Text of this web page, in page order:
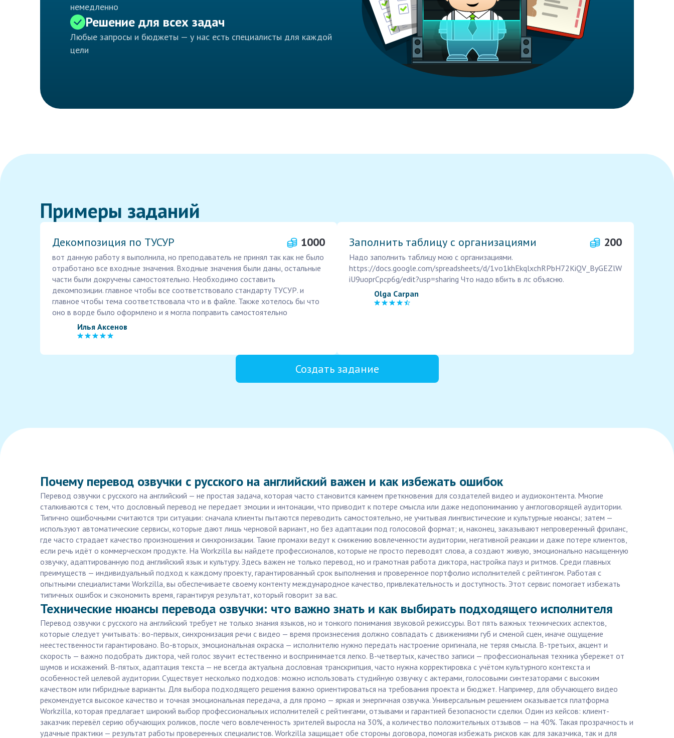
немедленно
Решение для всех задач
Любые запросы и бюджеты — у нас есть специалисты для каждой
цели
Примеры заданий
Декомпозиция по ТУСУР 1000
вот данную работу я выполнила, но преподаватель не принял так как не было
отработано все входные значения. Входные значения были даны, остальные
части были докручены самостоятельно. Необходимо составить
декомпозиции. главное чтобы все соответствовало стандарту ТУСУР. и
главное чтобы тема соответствовала что и в файле. Также хотелось бы что
оно в ворде было оформлено и я могла поправить самостоятельно
Илья Аксенов
Заполнить таблицу с организациями 200
Надо заполнить таблицу мою с организациями.
https://docs.google.com/spreadsheets/d/1vo1khEkqlxchRPbH72KiQV_ByGEZlW
iU9uoprCpcp6g/edit?usp=sharing Что надо вбить в лс объясню.
Olga Carpan
Создать задание
Почему перевод озвучки с русского на английский важен и как избежать ошибок
Перевод озвучки с русского на английский — не простая задача, которая часто становится камнем преткновения для создателей видео и аудиоконтента. Многие
сталкиваются с тем, что дословный перевод не передает эмоции и интонации, что приводит к потере смысла или даже недопониманию у англоговорящей аудитории.
Типично ошибочными считаются три ситуации: сначала клиенты пытаются переводить самостоятельно, не учитывая лингвистические и культурные нюансы; затем —
используют автоматические сервисы, которые дают лишь черновой вариант, но без адаптации под голосовой формат; и, наконец, заказывают непроверенный фриланс,
где часто страдает качество произношения и синхронизации. Такие промахи ведут к снижению вовлеченности аудитории, негативной реакции и даже потере клиентов,
если речь идёт о коммерческом продукте. На Workzilla вы найдете профессионалов, которые не просто переводят слова, а создают живую, эмоционально насыщенную
озвучку, адаптированную под английский язык и культуру. Здесь важен не только перевод, но и грамотная работа диктора, настройка пауз и ритмов. Среди главных
преимуществ — индивидуальный подход к каждому проекту, гарантированный срок выполнения и проверенное портфолио исполнителей с рейтингом. Работая с
опытными специалистами Workzilla, вы обеспечиваете своему контенту международное качество, привлекательность и доступность. Этот сервис помогает избежать
типичных ошибок и сэкономить время, гарантируя результат, который говорит за вас.
Технические нюансы перевода озвучки: что важно знать и как выбирать подходящего исполнителя
Перевод озвучки с русского на английский требует не только знания языков, но и тонкого понимания звуковой режиссуры. Вот пять важных технических аспектов,
которые следует учитывать: во-первых, синхронизация речи с видео — время произнесения должно совпадать с движениями губ и сменой сцен, иначе ощущение
неестественности гарантировано. Во-вторых, эмоциональная окраска — исполнителю нужно передать настроение оригинала, не теряя смысла. В-третьих, акцент и
скорость — важно подобрать диктора, чей голос звучит естественно и воспринимается легко. В-четвертых, качество записи — профессиональная техника убережет от
шумов и искажений. В-пятых, адаптация текста — не всегда актуальна дословная транскрипция, часто нужна корректировка с учётом культурного контекста и
особенностей целевой аудитории. Существует несколько подходов: можно использовать студийную озвучку с актерами, голосовыми синтезаторами с высоким
качеством или гибридные варианты. Для выбора подходящего решения важно ориентироваться на требования проекта и бюджет. Например, для обучающего видео
рекомендуется высокое качество и точная эмоциональная передача, а для промо — яркая и энергичная озвучка. Универсальным решением оказывается платформа
Workzilla, которая предлагает широкий выбор профессиональных исполнителей с рейтингами, отзывами и гарантией безопасности сделки. Один из кейсов: клиент-
заказчик перевёл серию обучающих роликов, после чего вовлеченность зрителей выросла на 30%, а количество положительных отзывов — на 40%. Такая прозрачность и
удачные практики — результат работы проверенных специалистов. Workzilla защищает обе стороны договора, помогая избежать рисков как для заказчика, так и для